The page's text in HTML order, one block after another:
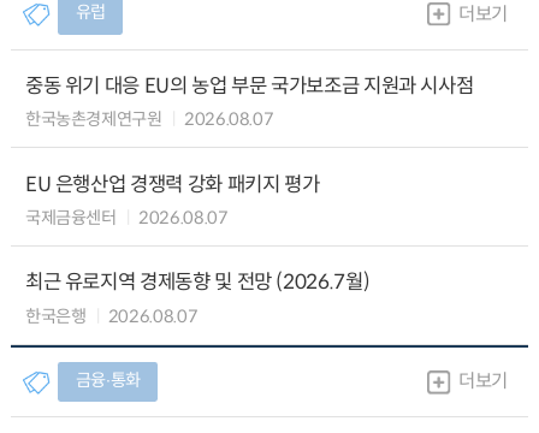
유럽 더보기
중동 위기 대응 EU의 농업 부문 국가보조금 지원과 시사점
한국농촌경제연구원 2026.08.07
EU 은행산업 경쟁력 강화 패키지 평가
국제금융센터 2026.08.07
최근 유로지역 경제동향 및 전망 (2026.7월)
한국은행 2026.08.07
금융∙통화 더보기